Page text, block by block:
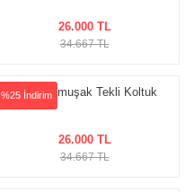
26.000 TL
34.667 TL
%25 İndirim
Fendi Yumuşak Tekli Koltuk
26.000 TL
34.667 TL